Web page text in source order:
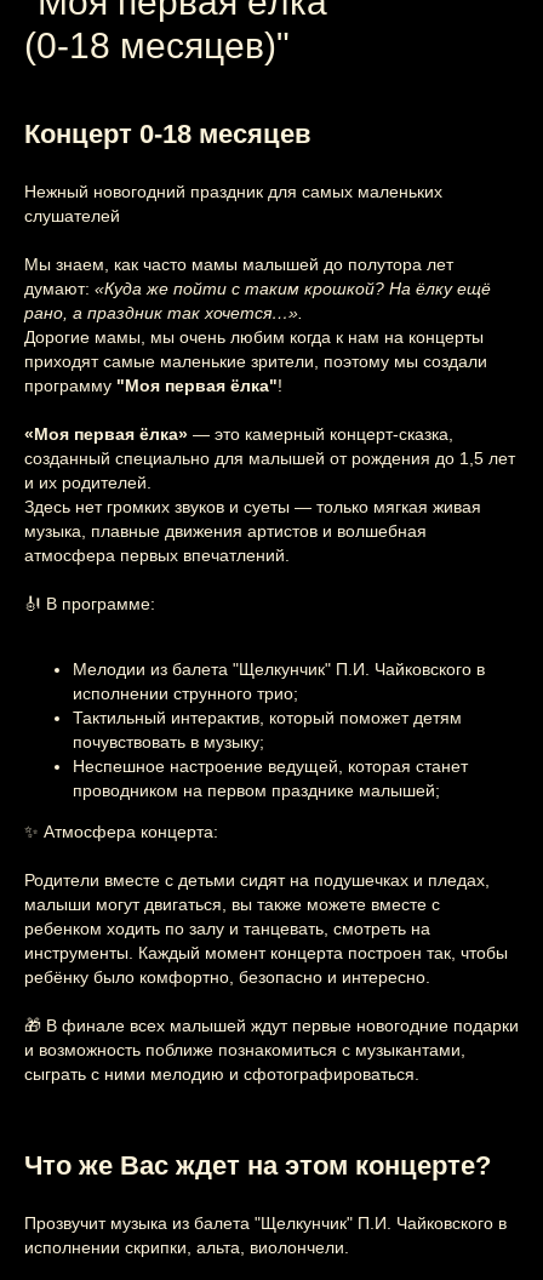
(0-18 месяцев)"
Концерт 0-18 месяцев
Нежный новогодний праздник для самых маленьких
слушателей
Мы знаем, как часто мамы малышей до полутора лет
думают: «Куда же пойти с таким крошкой? На ёлку ещё
рано, а праздник так хочется…».
Дорогие мамы, мы очень любим когда к нам на концерты
приходят самые маленькие зрители, поэтому мы создали
программу "Моя первая ёлка"!
«Моя первая ёлка» — это камерный концерт-сказка,
созданный специально для малышей от рождения до 1,5 лет
и их родителей.
Здесь нет громких звуков и суеты — только мягкая живая
музыка, плавные движения артистов и волшебная
атмосфера первых впечатлений.
🎻 В программе:
Мелодии из балета "Щелкунчик" П.И. Чайковского в
исполнении струнного трио;
Тактильный интерактив, который поможет детям
почувствовать в музыку;
Неспешное настроение ведущей, которая станет
проводником на первом празднике малышей;
✨ Атмосфера концерта:
Родители вместе с детьми сидят на подушечках и пледах,
малыши могут двигаться, вы также можете вместе с
ребенком ходить по залу и танцевать, смотреть на
инструменты. Каждый момент концерта построен так, чтобы
ребёнку было комфортно, безопасно и интересно.
🎁 В финале всех малышей ждут первые новогодние подарки
и возможность поближе познакомиться с музыкантами,
сыграть с ними мелодию и сфотографироваться.
Что же Вас ждет на этом концерте?
Прозвучит музыка из балета "Щелкунчик" П.И. Чайковского в
исполнении скрипки, альта, виолончели.
Этот и другие
концерты
заказатьна свой
праздник